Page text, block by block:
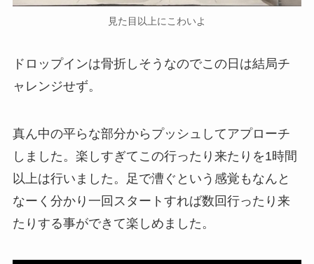
見た目以上にこわいよ
ドロップインは骨折しそうなのでこの日は結局チ
ャレンジせず。
真ん中の平らな部分からプッシュしてアプローチ
しました。楽しすぎてこの行ったり来たりを1時間
以上は行いました。足で漕ぐという感覚もなんと
なーく分かり一回スタートすれば数回行ったり来
たりする事ができて楽しめました。